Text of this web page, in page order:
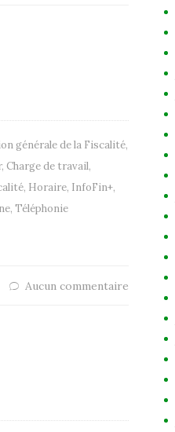
générale de la Fiscalité,
, Charge de travail,
, Horaire, InfoFin+,
, Téléphonie
Aucun commentaire